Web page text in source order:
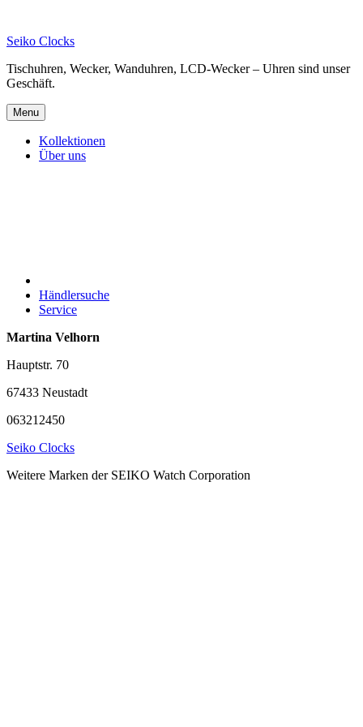
content
Seiko Clocks
Tischuhren, Wecker, Wanduhren, LCD-Wecker – Uhren sind unser
Geschäft.
Menu
Kollektionen
Über uns
Händlersuche
Service
Martina Velhorn
Hauptstr. 70
67433 Neustadt
063212450
Seiko Clocks
Weitere Marken der SEIKO Watch Corporation